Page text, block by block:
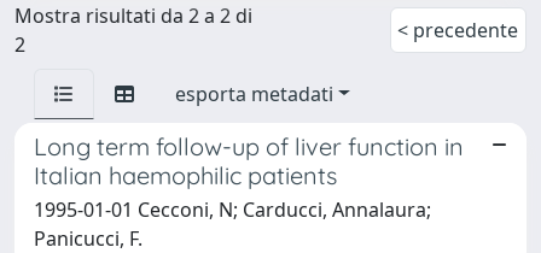
Mostra risultati da 2 a 2 di
2
< precedente
esporta metadati
Long term follow-up of liver function in
Italian haemophilic patients
1995-01-01 Cecconi, N; Carducci, Annalaura;
Panicucci, F.